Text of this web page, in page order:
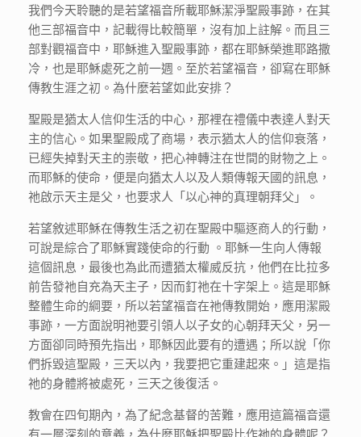
我們今天聆聽的是若望福音所載耶穌潔淨聖殿事跡，在其
他三部福音中，記載得比較簡單，沒有加上註解。而且三
部對觀福音中，耶穌進入聖殿事跡，都在耶穌榮進耶路撒
冷，也是耶穌處死之前一週。至於若望福音，卻寫在耶穌
傳教生涯之初。為什麼若望如此安排？
聖殿是猶太人信仰生活的中心，那裡在禮儀中表達人對天
主的信心。如果聖殿成了商場，表示猶太人的信仰衰落，
已經失掉對天主的崇敬，把心神轉注在世間的財物之上。
而耶穌的使命，便是向猶太人以及人類傳報天國的訊息，
祂啟示天主是父，也要求人「以心神的真理朝拜父」。
若望敘述耶穌在傳教生活之初在聖殿中驅逐商人的行動，
可說是綜合了耶穌實踐使命的行動 。耶穌一生向人傳報
這個訊息，最後也為此而遭猶太權威反抗，他們在比拉多
前告發祂自充為天主子，因而釘祂在十字架上。這是耶穌
整體生命的綱要，所以若望福音在祂傳教開始，應用潔殿
事跡，一方面說明祂要引領人以子女的心朝拜天父，另一
方面卻同時預先指出，耶穌因此要有的遭遇；所以說「你
們拆毀這聖殿，三天以內，我要把它重建起來。」這是指
祂的身體將被處死，三天之後復活。
教會在四旬期內，為了紀念基督的苦難，應用這篇福音還
有一層深刻的意義，為什麼耶穌把聖殿比作祂的身體呢？